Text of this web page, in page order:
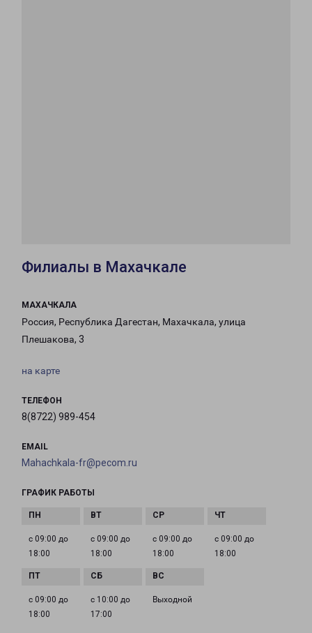
Филиалы в Махачкале
МАХАЧКАЛА
Россия, Республика Дагестан, Махачкала, улица
Плешакова, 3
на карте
ТЕЛЕФОН
8(8722) 989-454
EMAIL
Mahachkala-fr@pecom.ru
ГРАФИК РАБОТЫ
с 09:00 до
18:00
с 09:00 до
18:00
с 09:00 до
18:00
с 09:00 до
18:00
с 09:00 до
18:00
с 10:00 до
17:00
Выходной